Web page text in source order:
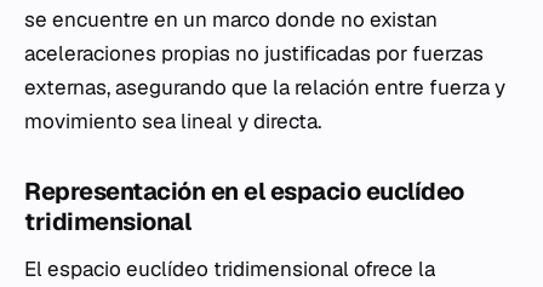
se encuentre en un marco donde no existan
aceleraciones propias no justificadas por fuerzas
externas, asegurando que la relación entre fuerza y
movimiento sea lineal y directa.
Representación en el espacio euclídeo
tridimensional
El espacio euclídeo tridimensional ofrece la